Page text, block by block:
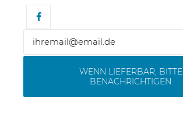
WENN LIEFERBAR, BITTE
BENACHRICHTIGEN